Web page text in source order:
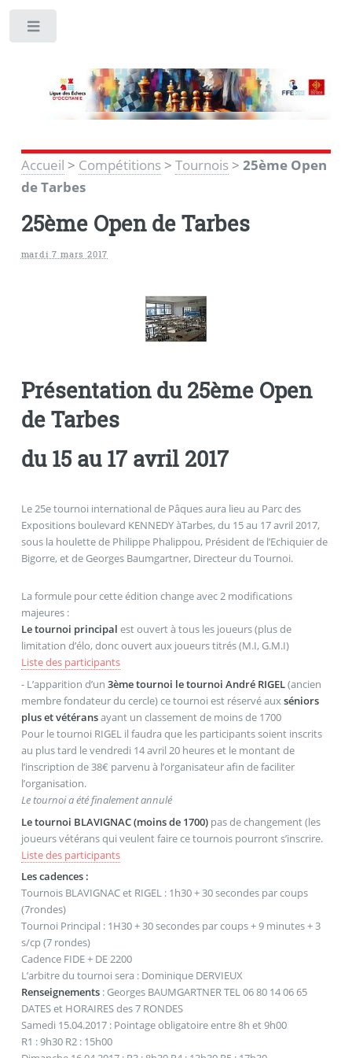
Accueil > Compétitions> Tournois> 25ème Open
de Tarbes
25ème Open de Tarbes
mardi 7 mars 2017
Présentation du 25ème Open
de Tarbes
du 15 au 17 avril 2017
Le 25e tournoi international de Pâques aura lieu au Parc des
Expositions boulevard KENNEDY àTarbes, du 15 au 17 avril 2017,
sous la houlette de Philippe Phalippou, Président de l’Echiquier de
Bigorre, et de Georges Baumgartner, Directeur du Tournoi.
La formule pour cette édition change avec 2 modifications
majeures :
Le tournoi principal est ouvert à tous les joueurs (plus de
limitation d’élo, donc ouvert aux joueurs titrés (M.I, G.M.I)
Liste des participants
- L’apparition d’un 3ème tournoi le tournoi André RIGEL(ancien
membre fondateur du cercle) ce tournoi est réservé auxséniors
plus et vétéransayant un classement de moins de 1700
Pour le tournoi RIGEL il faudra que les participants soient inscrits
au plus tard le vendredi 14 avril 20 heures et le montant de
l’inscription de 38€ parvenu à l’organisateur afin de faciliter
l’organisation.
Le tournoi a été finalement annulé
Le tournoi BLAVIGNAC (moins de 1700)pas de changement (les
joueurs vétérans qui veulent faire ce tournois pourront s’inscrire.
Liste des participants
Les cadences :
Tournois BLAVIGNAC et RIGEL : 1h30 + 30 secondes par coups
(7rondes)
Tournoi Principal : 1H30 + 30 secondes par coups + 9 minutes + 3
s/cp (7 rondes)
Cadence FIDE + DE 2200
L’arbitre du tournoi sera : Dominique DERVIEUX
Renseignements: Georges BAUMGARTNER TEL 06 80 14 06 65
DATES et HORAIRES des 7 RONDES
Samedi 15.04.2017 : Pointage obligatoire entre 8h et 9h00
R1 : 9h30 R2 : 15h00